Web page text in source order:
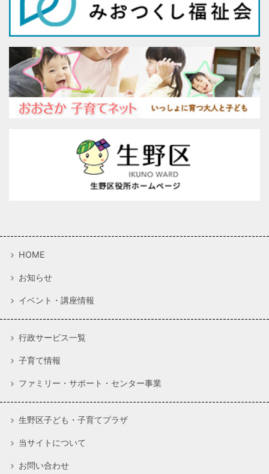
HOME
お知らせ
イベント・講座情報
行政サービス一覧
子育て情報
ファミリー・サポート・センター事業
生野区子ども・子育てプラザ
当サイトについて
お問い合わせ